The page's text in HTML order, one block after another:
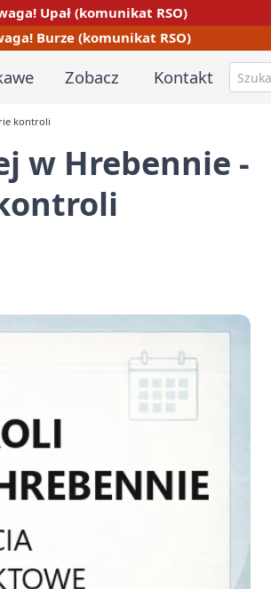
Upał (komunikat RSO)
Burze (komunikat RSO)
Zobacz Kontakt
kontroli
w Hrebennie -